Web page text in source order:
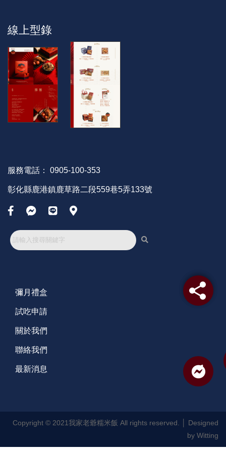
線上型錄
服務電話： 0905-100-353
彰化縣鹿港鎮鹿草路二段559巷5弄133號
彌月禮盒
試吃申請
關於我們
聯絡我們
最新消息
Copyright © 2021我家老爺糯米飯 All rights reserved. │ Designed
by Witting